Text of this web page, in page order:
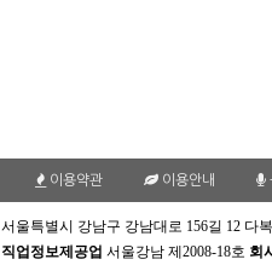
이용약관 이용안내
서울특별시 강남구 강남대로 156길 12 다
직업정보제공업 서울강남 제2008-18호 회